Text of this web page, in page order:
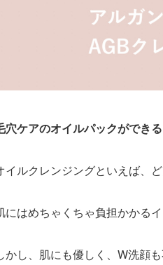
穴ケアのオイルパックができ
イルクレンジングといえば、
にはめちゃくちゃ負担かかるイ
かし、肌にも優しく、W洗顔